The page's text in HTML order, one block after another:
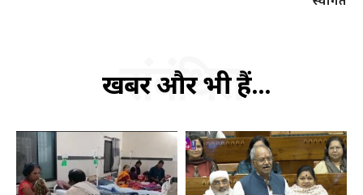
खबरें और भी हैं...
संबंधित